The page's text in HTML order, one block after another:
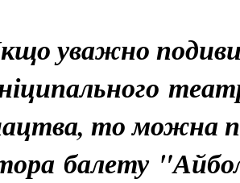
уважно
то можна
балету